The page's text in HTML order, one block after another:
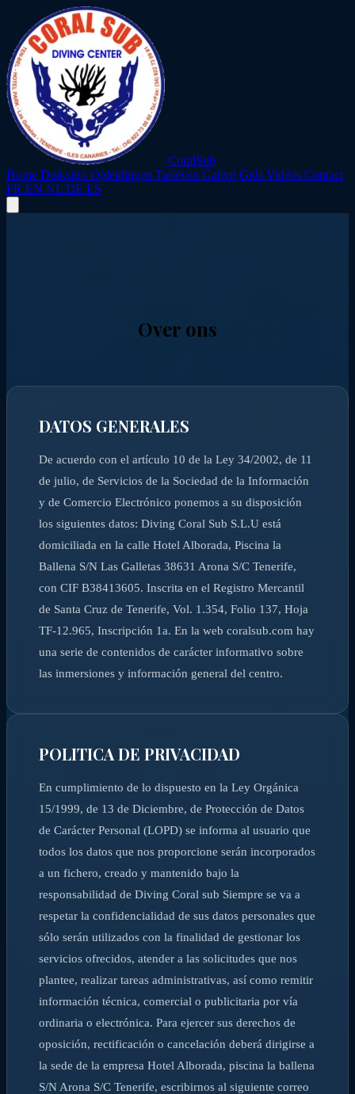
CoralSub
Home Duiksites Opleidingen Tarieven Galerij Gids Vidéos Contact
FR EN NL DE ES
Over ons
DATOS GENERALES
De acuerdo con el artículo 10 de la Ley 34/2002, de 11
de julio, de Servicios de la Sociedad de la Información
y de Comercio Electrónico ponemos a su disposición
los siguientes datos: Diving Coral Sub S.L.U está
domiciliada en la calle Hotel Alborada, Piscina la
Ballena S/N Las Galletas 38631 Arona S/C Tenerife,
con CIF B38413605. Inscrita en el Registro Mercantil
de Santa Cruz de Tenerife, Vol. 1.354, Folio 137, Hoja
TF-12.965, Inscripción 1a. En la web coralsub.com hay
una serie de contenidos de carácter informativo sobre
las inmersiones y información general del centro.
POLITICA DE PRIVACIDAD
En cumplimiento de lo dispuesto en la Ley Orgánica
15/1999, de 13 de Diciembre, de Protección de Datos
de Carácter Personal (LOPD) se informa al usuario que
todos los datos que nos proporcione serán incorporados
a un fichero, creado y mantenido bajo la
responsabilidad de Diving Coral sub Siempre se va a
respetar la confidencialidad de sus datos personales que
sólo serán utilizados con la finalidad de gestionar los
servicios ofrecidos, atender a las solicitudes que nos
plantee, realizar tareas administrativas, así como remitir
información técnica, comercial o publicitaria por vía
ordinaria o electrónica. Para ejercer sus derechos de
oposición, rectificación o cancelación deberá dirigirse a
la sede de la empresa Hotel Alborada, piscina la ballena
S/N Arona S/C Tenerife, escribirnos al siguiente correo